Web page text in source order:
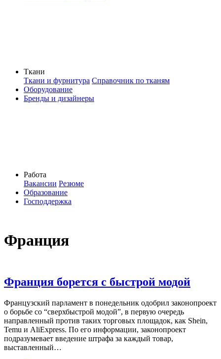
Ткани
Ткани и фурнитура Справочник по тканям
Оборудование
Бренды и дизайнеры
Работа
Вакансии Резюме
Образование
Господдержка
Франция
Франция борется с быстрой модой
Французский парламент в понедельник одобрил законопроект
о борьбе со “сверхбыстрой модой”, в первую очередь
направленный против таких торговых площадок, как Shein,
Temu и AliExpress. По его информации, законопроект
подразумевает введение штрафа за каждый товар,
выставленный…